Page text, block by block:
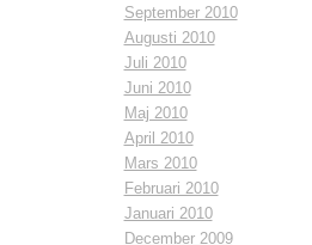
September 2010
Augusti 2010
Juli 2010
Juni 2010
Maj 2010
April 2010
Mars 2010
Februari 2010
Januari 2010
December 2009